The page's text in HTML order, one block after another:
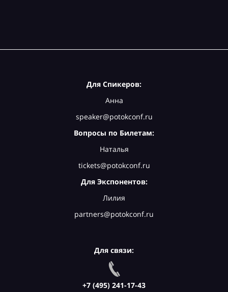
Для Спикеров:
Анна
speaker@potokconf.ru
Вопросы по Билетам:
Наталья
tickets@potokconf.ru
Для Экспонентов:
Лилия
partners@potokconf.ru
Для связи:
+7 (495) 241-17-43